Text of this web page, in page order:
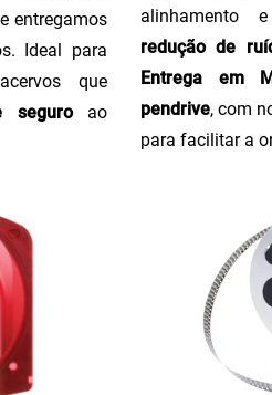
entregamos
Ideal para
que
seguroao
alinhamento
redução de
Entrega em
pendrive, com
para facilitar a